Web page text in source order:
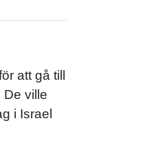
att gå till
ville
i Israel